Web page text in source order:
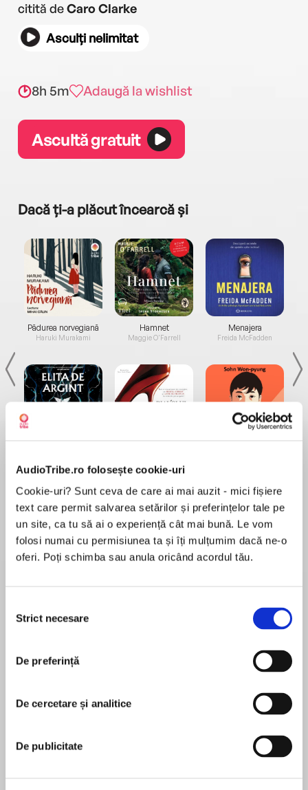
AudioTribe.ro folosește cookie-uri
Cookie-uri? Sunt ceva de care ai mai auzit - mici fișiere
text care permit salvarea setărilor și preferințelor tale pe
un site, ca tu să ai o experiență cât mai bună. Le vom
folosi numai cu permisiunea ta și îți mulțumim dacă ne-o
oferi. Poți schimba sau anula oricând acordul tău.
consimțământului
Strict necesare
De preferință
De cercetare și analitice
De publicitate
citită deCaro Clarke
Asculți nelimitat
8h 5m Adaugă la wishlist
Ascultă gratuit
Dacă ți-a plăcut încearcă și
Pădurea norvegiană
Haruki Murakami
de...
Dani Francis
Hamnet
Maggie O'Farrell
la...
Lauren Weisberger
Menajera
Freida McFadden
Desprecarte
After years of physical and mental abuse, Jade
her staggering true story.
‘This must be what prison is like,’ I thought as
be better … at least you knew your sentence.
You could tick off the days until you got out. In
the Bad Room we had no idea how long we’d
serve.
În acest moment nu există recenzii
Jade Kelly
Jade Kelly grew up in and out of care, suffering
emotional, physical and mental abuse at home